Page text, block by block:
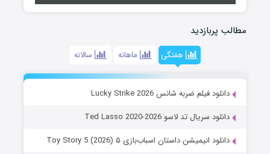
مطالب پربازدید
هفتگی ماهانه سالانه
دانلود فیلم ضربه شانس Lucky Strike 2026
دانلود سریال تد لاسو Ted Lasso 2020-2026
دانلود انیمیشن داستان اسباب‌بازی ۵ Toy Story 5 (2026)